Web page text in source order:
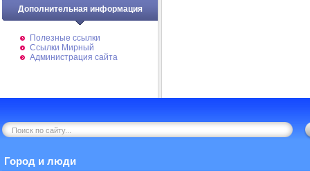
Дополнительная информация
Полезные ссылки
Ссылки Мирный
Администрация сайта
Город и люди